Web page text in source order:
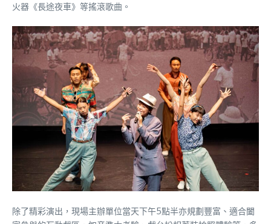
火器《長途夜車》等搖滾歌曲。
除了精彩演出，現場主辦單位當天下午5點半亦規劃豐富、適合闔